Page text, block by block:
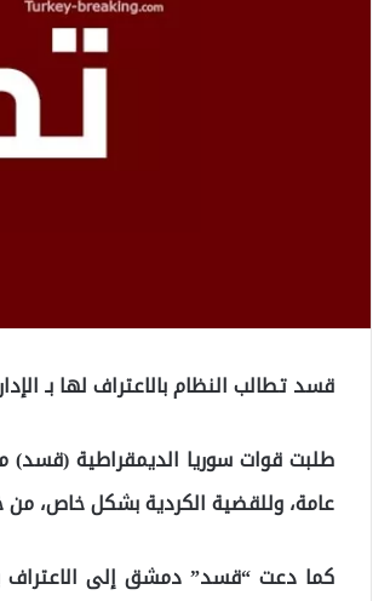
قسد تطالب النظام بالاعتراف لها بـ
طلبت قوات سوريا الديمقراطية
عامة، وللقضية الكردية بشكل خاص، من
كما دعت “قسد” دمشق إلى الاعتراف